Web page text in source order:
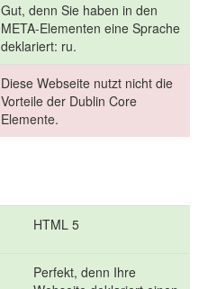
Gut, denn Sie haben in den
META-Elementen eine Sprache
deklariert: ru.
Diese Webseite nutzt nicht die
Vorteile der Dublin Core
Elemente.
HTML 5
Perfekt, denn Ihre